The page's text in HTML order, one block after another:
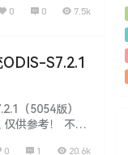
0 0 7.5k
S7.2.1
（5054版）
仅供参考！ 不同
0 1 20.6k